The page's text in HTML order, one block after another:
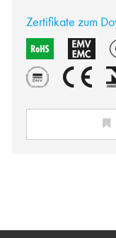
Zertifikate zum